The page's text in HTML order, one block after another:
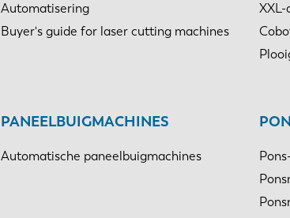
Automatisering
Buyer's guide for laser cutting machines
PANEELBUIGMACHINES
Automatische paneelbuigmachines